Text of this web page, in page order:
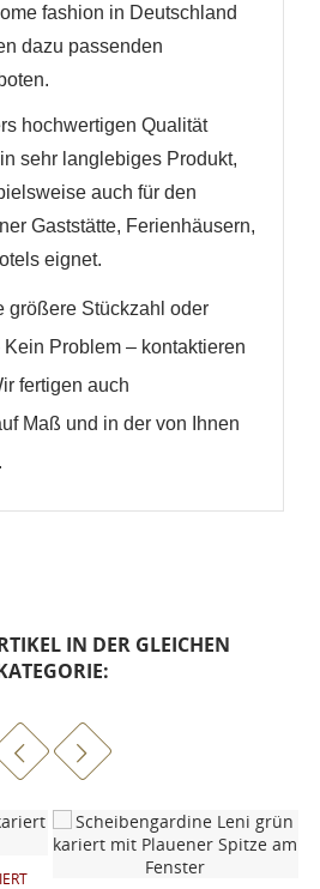
fashion in Deutschland
dazu passenden
hochwertigen Qualität
sehr langlebiges Produkt,
auch für den
Gaststätte, Ferienhäusern,
eignet.
größere Stückzahl oder
Problem – kontaktieren
fertigen auch
Maß und in der von Ihnen
IN DER GLEICHEN